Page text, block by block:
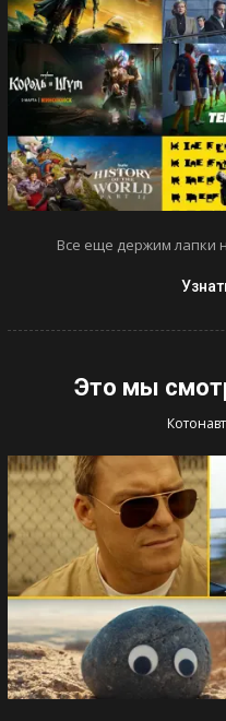
Все еще держим лапки
Это мы